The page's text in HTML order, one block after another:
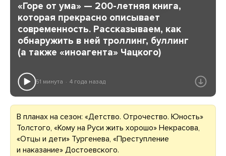
«Горе от ума» — 200-летняя книга,
которая прекрасно описывает
современность. Рассказываем, как
обнаружить в ней троллинг, буллинг
(а также «иноагента» Чацкого)
51 минута 4 года назад
В планах на сезон: «Детство. Отрочество. Юность»
Толстого, «Кому на Руси жить хорошо» Некрасова,
«Отцы и дети» Тургенева, «Преступление
и наказание» Достоевского.